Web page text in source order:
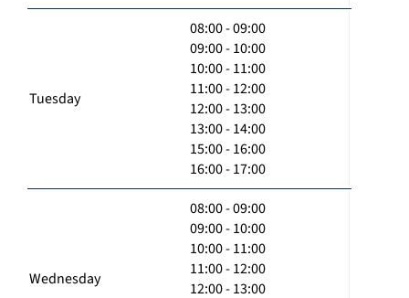
Tuesday
08:00 - 09:00
09:00 - 10:00
10:00 - 11:00
11:00 - 12:00
12:00 - 13:00
13:00 - 14:00
15:00 - 16:00
16:00 - 17:00
Wednesday
08:00 - 09:00
09:00 - 10:00
10:00 - 11:00
11:00 - 12:00
12:00 - 13:00